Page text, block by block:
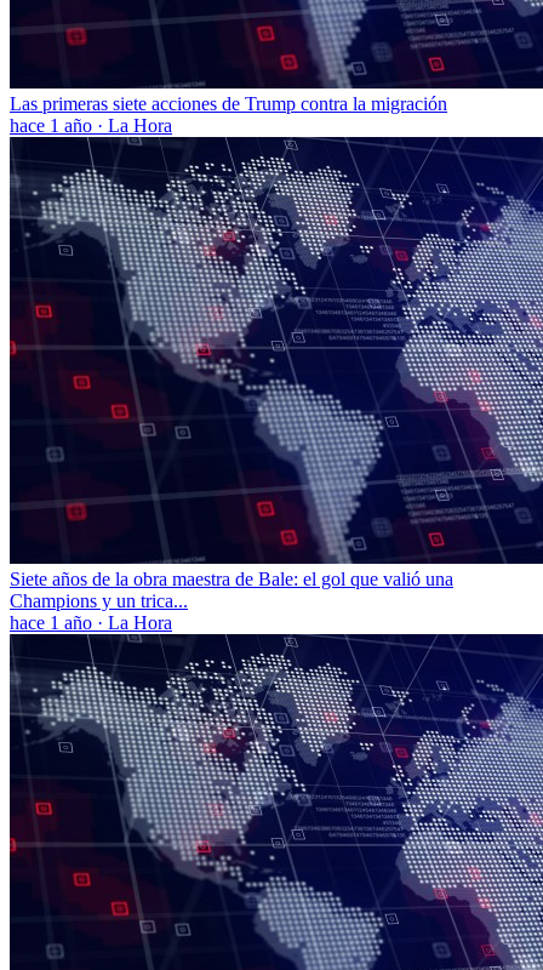
Las primeras siete acciones de Trump contra la migración
hace 1 año · La Hora
Siete años de la obra maestra de Bale: el gol que valió una
Champions y un trica...
hace 1 año · La Hora